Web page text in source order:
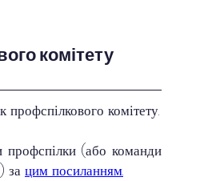
комітету
комітету.
профспілки (або команди
за цим посиланням.